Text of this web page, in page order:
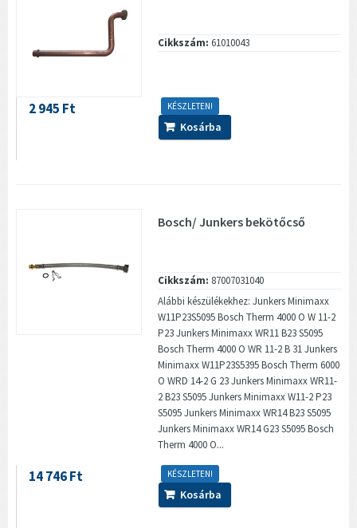
Cikkszám: 61010043
KÉSZLETEN!
2 945 Ft
Kosárba
Bosch/ Junkers bekötőcső
Cikkszám: 87007031040
Alábbi készülékekhez: Junkers Minimaxx
W11P23S5095 Bosch Therm 4000 O W 11-2
P23 Junkers Minimaxx WR11 B23 S5095
Bosch Therm 4000 O WR 11-2 B 31 Junkers
Minimaxx W11P23S5395 Bosch Therm 6000
O WRD 14-2 G 23 Junkers Minimaxx WR11-
2 B23 S5095 Junkers Minimaxx W11-2 P23
S5095 Junkers Minimaxx WR14 B23 S5095
Junkers Minimaxx WR14 G23 S5095 Bosch
Therm 4000 O...
KÉSZLETEN!
14 746 Ft
Kosárba